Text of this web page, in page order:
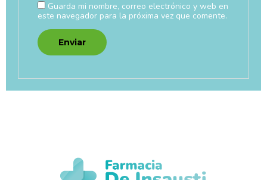
Guarda mi nombre, correo electrónico y web en
este navegador para la próxima vez que comente.